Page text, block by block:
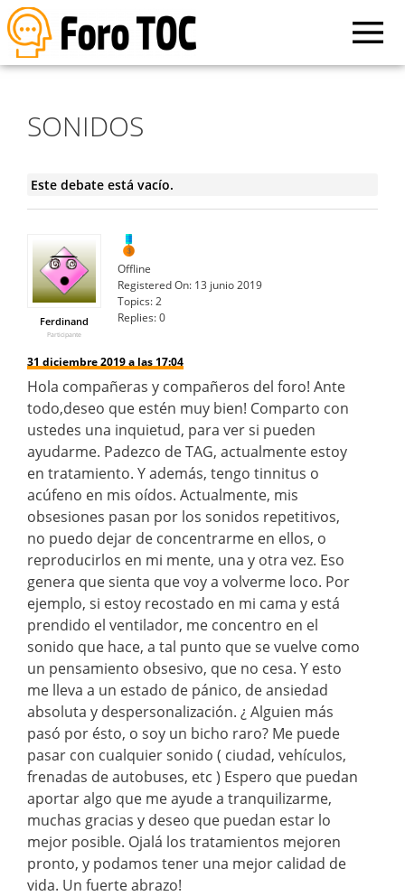
SONIDOS
Este debate está vacío.
Ferdinand
Participante
Offline
Registered On: 13 junio 2019
Topics:2
Replies:0
31 diciembre 2019 a las 17:04
Hola compañeras y compañeros del foro! Ante
todo,deseo que estén muy bien! Comparto con
ustedes una inquietud, para ver si pueden
ayudarme. Padezco de TAG, actualmente estoy
en tratamiento. Y además, tengo tinnitus o
acúfeno en mis oídos. Actualmente, mis
obsesiones pasan por los sonidos repetitivos,
no puedo dejar de concentrarme en ellos, o
reproducirlos en mi mente, una y otra vez. Eso
genera que sienta que voy a volverme loco. Por
ejemplo, si estoy recostado en mi cama y está
prendido el ventilador, me concentro en el
sonido que hace, a tal punto que se vuelve como
un pensamiento obsesivo, que no cesa. Y esto
me lleva a un estado de pánico, de ansiedad
absoluta y despersonalización. ¿ Alguien más
pasó por ésto, o soy un bicho raro? Me puede
pasar con cualquier sonido ( ciudad, vehículos,
frenadas de autobuses, etc ) Espero que puedan
aportar algo que me ayude a tranquilizarme,
muchas gracias y deseo que puedan estar lo
mejor posible. Ojalá los tratamientos mejoren
pronto, y podamos tener una mejor calidad de
vida. Un fuerte abrazo!